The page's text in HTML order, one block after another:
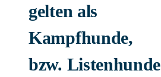
gelten als
Kampfhunde,
bzw. Listenhunde